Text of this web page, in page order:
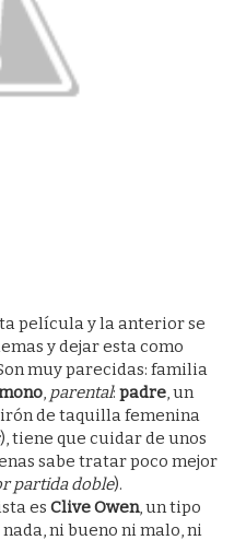
película y la anterior se
y dejar esta como
muy parecidas: familia
, parental: padre, un
de taquilla femenina
), tiene que cuidar de unos
sabe tratar poco mejor
partida doble).
es Clive Owen, un tipo
ni bueno ni malo, ni